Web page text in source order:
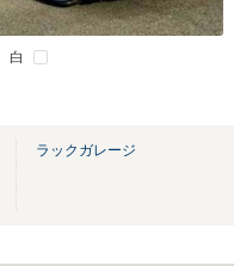
白
ラックガレージ